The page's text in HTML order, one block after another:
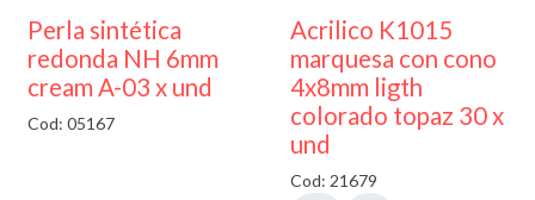
Perla sintética
redonda NH 6mm
cream A-03 x und
Cod: 05167 50% DESCUENTO
Acrilico K1015
marquesa con cono
4x8mm ligth
colorado topaz 30 x
und
Cod: 21679